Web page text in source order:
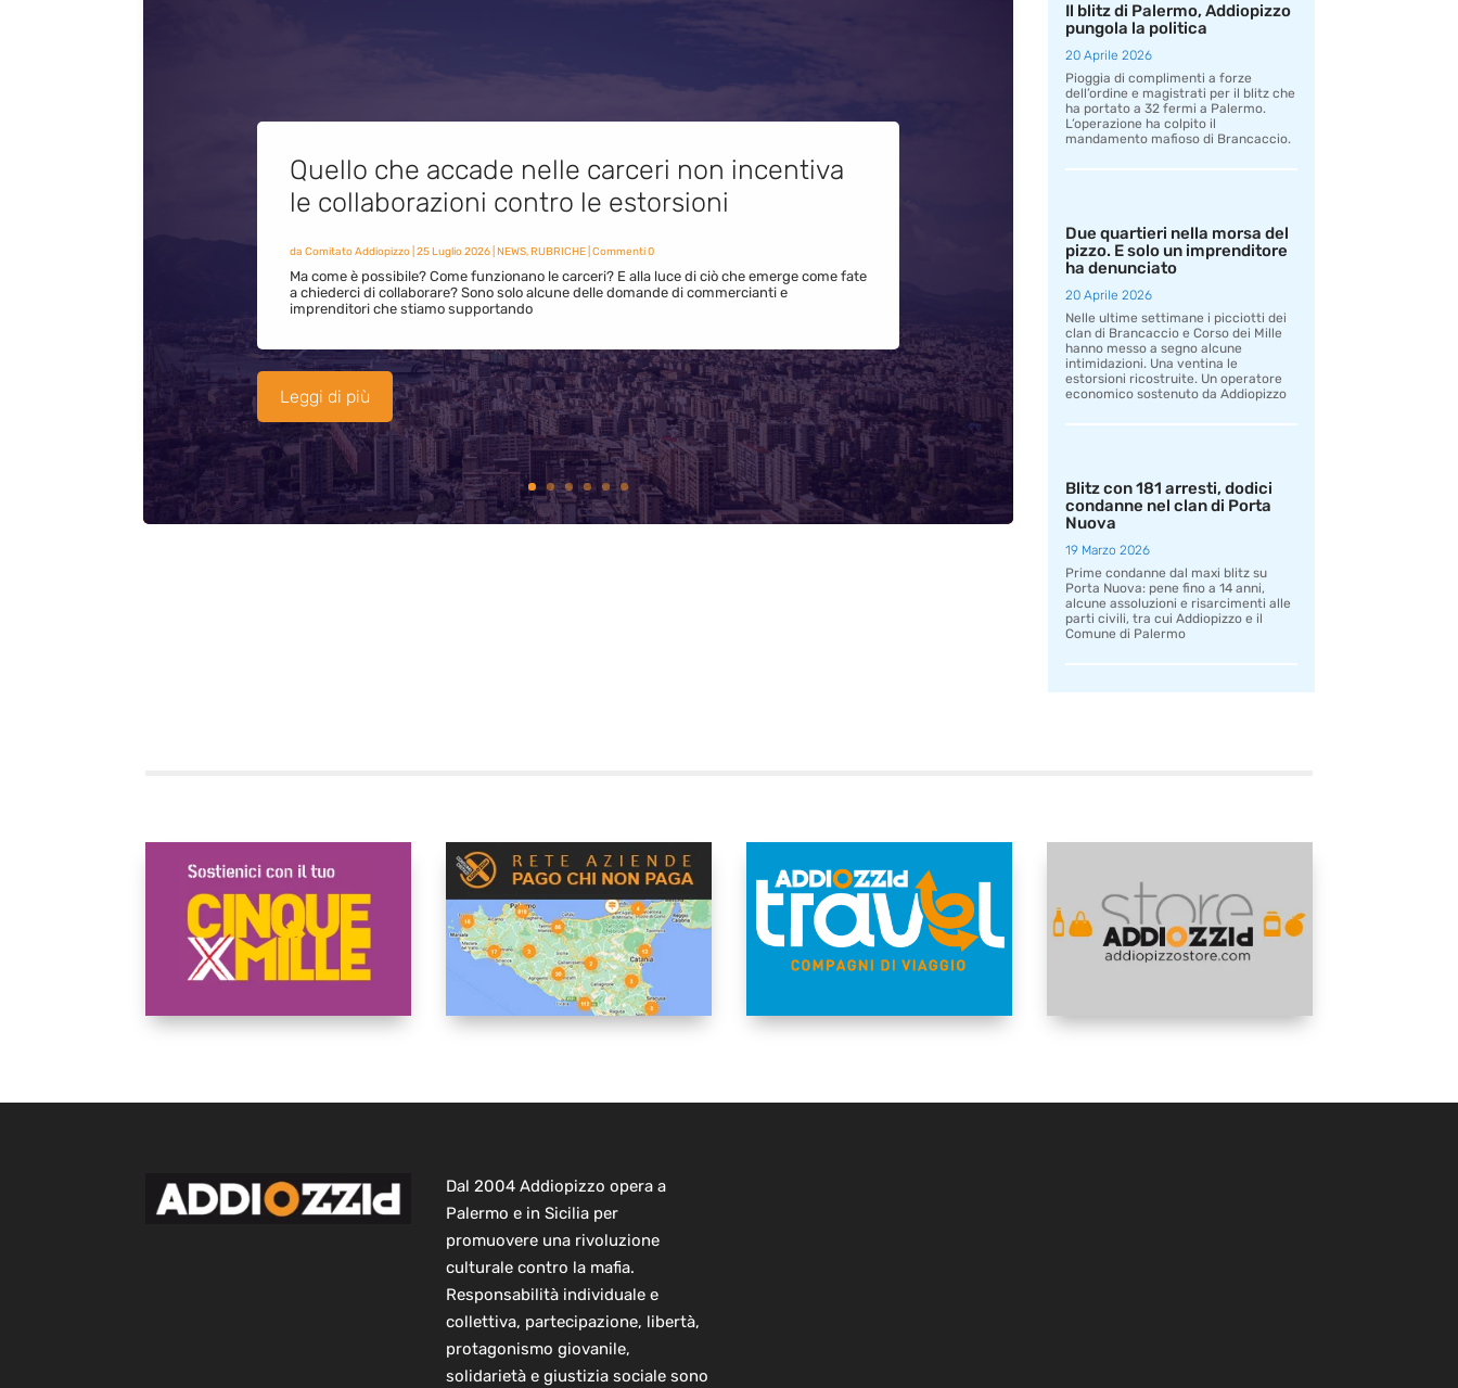
Quello che accade nelle carceri non incentiva
le collaborazioni contro le estorsioni
da Comitato Addiopizzo| 25 Luglio 2026| NEWS,RUBRICHE| Commenti 0
Ma come è possibile? Come funzionano le carceri? E alla luce di ciò che emerge come fate
a chiederci di collaborare? Sono solo alcune delle domande di commercianti e
imprenditori che stiamo supportando
Leggi di più
Il blitz di Palermo, Addiopizzo
pungola la politica
20 Aprile 2026
Pioggia di complimenti a forze
dell’ordine e magistrati per il blitz che
ha portato a 32 fermi a Palermo.
L’operazione ha colpito il
mandamento mafioso di Brancaccio.
Due quartieri nella morsa del
pizzo. E solo un imprenditore
ha denunciato
20 Aprile 2026
Nelle ultime settimane i picciotti dei
clan di Brancaccio e Corso dei Mille
hanno messo a segno alcune
intimidazioni. Una ventina le
estorsioni ricostruite. Un operatore
economico sostenuto da Addiopizzo
Blitz con 181 arresti, dodici
condanne nel clan di Porta
Nuova
19 Marzo 2026
Prime condanne dal maxi blitz su
Porta Nuova: pene fino a 14 anni,
alcune assoluzioni e risarcimenti alle
parti civili, tra cui Addiopizzo e il
Comune di Palermo
Dal 2004 Addiopizzo opera a
Palermo e in Sicilia per
promuovere una rivoluzione
culturale contro la mafia.
Responsabilità individuale e
collettiva, partecipazione, libertà,
protagonismo giovanile,
solidarietà e giustizia sociale sono